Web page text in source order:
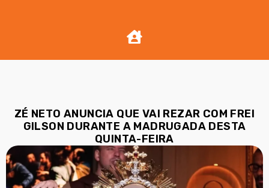
ZÉ NETO ANUNCIA QUE VAI REZAR COM FREI
GILSON DURANTE A MADRUGADA DESTA
QUINTA-FEIRA